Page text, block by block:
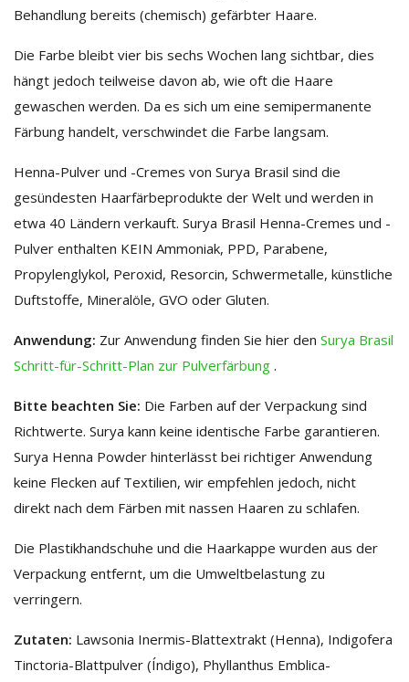
Behandlung bereits (chemisch) gefärbter Haare.
Die Farbe bleibt vier bis sechs Wochen lang sichtbar, dies
hängt jedoch teilweise davon ab, wie oft die Haare
gewaschen werden. Da es sich um eine semipermanente
Färbung handelt, verschwindet die Farbe langsam.
Henna-Pulver und -Cremes von Surya Brasil sind die
gesündesten Haarfärbeprodukte der Welt und werden in
etwa 40 Ländern verkauft. Surya Brasil Henna-Cremes und -
Pulver enthalten KEIN Ammoniak, PPD, Parabene,
Propylenglykol, Peroxid, Resorcin, Schwermetalle, künstliche
Duftstoffe, Mineralöle, GVO oder Gluten.
Anwendung: Zur Anwendung finden Sie hier den Surya Brasil
Schritt-für-Schritt-Plan zur Pulverfärbung .
Bitte beachten Sie: Die Farben auf der Verpackung sind
Richtwerte. Surya kann keine identische Farbe garantieren.
Surya Henna Powder hinterlässt bei richtiger Anwendung
keine Flecken auf Textilien, wir empfehlen jedoch, nicht
direkt nach dem Färben mit nassen Haaren zu schlafen.
Die Plastikhandschuhe und die Haarkappe wurden aus der
Verpackung entfernt, um die Umweltbelastung zu
verringern.
Zutaten: Lawsonia Inermis-Blattextrakt (Henna), Indigofera
Tinctoria-Blattpulver (Índigo), Phyllanthus Emblica-